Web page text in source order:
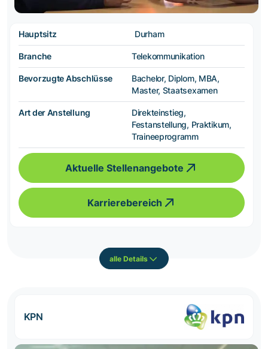
Hauptsitz Durham
Branche Telekommunikation
Bevorzugte Abschlüsse
Bachelor, Diplom, MBA,
Master, Staatsexamen
Art der Anstellung
Direkteinstieg,
Festanstellung, Praktikum,
Traineeprogramm
Aktuelle Stellenangebote
Karrierebereich
alle Details
KPN